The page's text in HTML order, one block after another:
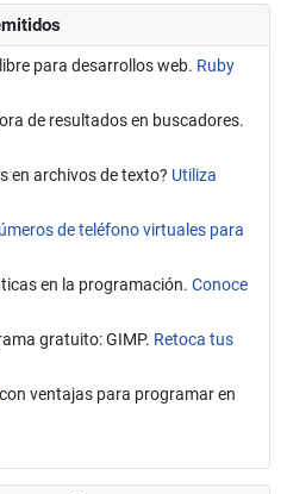
para desarrollos web. Ruby
de resultados en buscadores.
en archivos de texto? Utiliza
de teléfono virtuales para
en la programación. Conoce
gratuito: GIMP. Retoca tus
ventajas para programar en